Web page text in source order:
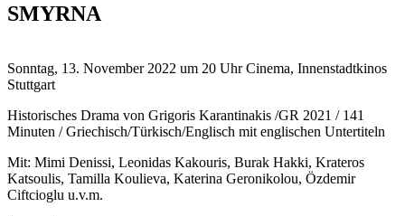
SMYRNA
Sonntag, 13. November 2022 um 20 Uhr Cinema, Innenstadtkinos
Stuttgart
Historisches Drama von Grigoris Karantinakis /GR 2021 / 141
Minuten / Griechisch/Türkisch/Englisch mit englischen Untertiteln
Mit: Mimi Denissi, Leonidas Kakouris, Burak Hakki, Krateros
Katsoulis, Tamilla Koulieva, Katerina Geronikolou, Özdemir
Ciftcioglu u.v.m.